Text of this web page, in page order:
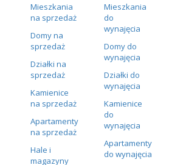
Mieszkania
na sprzedaż
Domy na
sprzedaż
Działki na
sprzedaż
Kamienice
na sprzedaż
Apartamenty
na sprzedaż
Hale i
magazyny
Mieszkania
do
wynajęcia
Domy do
wynajęcia
Działki do
wynajęcia
Kamienice
do
wynajęcia
Apartamenty
do wynajęcia